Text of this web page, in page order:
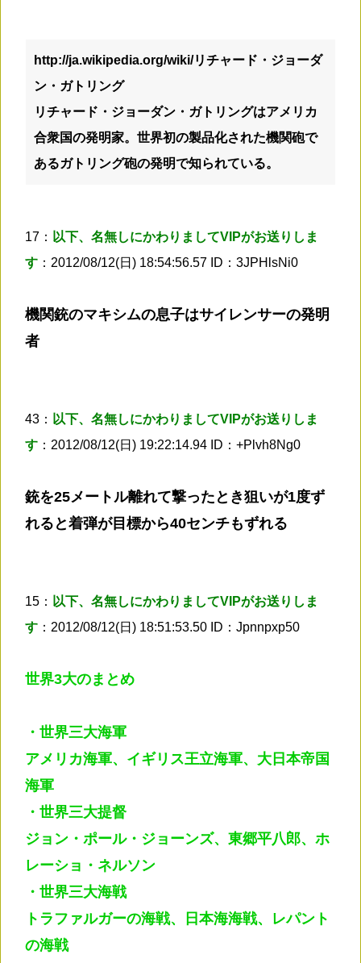
http://ja.wikipedia.org/wiki/リチャード・ジョーダ
ン・ガトリング
リチャード・ジョーダン・ガトリングはアメリカ
合衆国の発明家。世界初の製品化された機関砲で
あるガトリング砲の発明で知られている。
17： 以下、名無しにかわりましてVIPがお送りしま
す ：2012/08/12(日) 18:54:56.57 ID：3JPHlsNi0
機関銃のマキシムの息子はサイレンサーの発明
者
43： 以下、名無しにかわりましてVIPがお送りしま
す ：2012/08/12(日) 19:22:14.94 ID：+Plvh8Ng0
銃を25メートル離れて撃ったとき狙いが1度ず
れると着弾が目標から40センチもずれる
15： 以下、名無しにかわりましてVIPがお送りしま
す ：2012/08/12(日) 18:51:53.50 ID：Jpnnpxp50
世界3大のまとめ
・世界三大海軍
アメリカ海軍、イギリス王立海軍、大日本帝国
海軍
・世界三大提督
ジョン・ポール・ジョーンズ、東郷平八郎、ホ
レーショ・ネルソン
・世界三大海戦
トラファルガーの海戦、日本海海戦、レパント
の海戦